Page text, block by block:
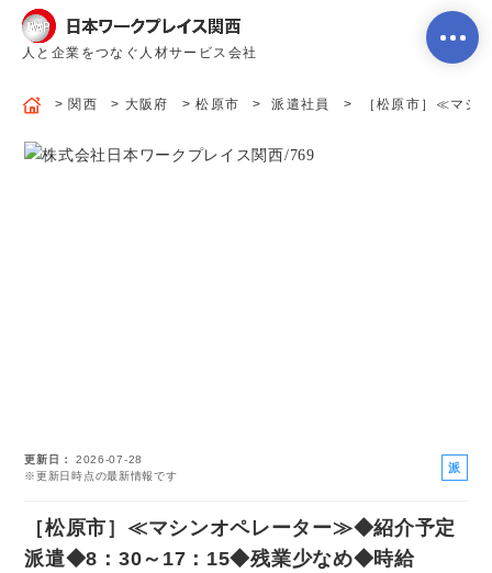
人と企業をつなぐ人材サービス会社
求人を探す
お気軽にご相談ください
関西 大阪府 松原市 派遣社員 ［松原市］≪マシ
更新日
2026-07-28
※更新日時点の最新情報です
派
員
［松原市］≪マシンオペレーター≫◆紹介予定
派遣◆8：30～17：15◆残業少なめ◆時給